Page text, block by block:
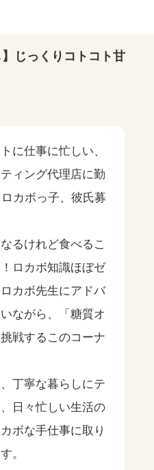
】じっくりコトコト甘
に仕事に忙しい、
ィング代理店に勤
カボっ子、彼氏募
るけれど食べるこ
ロカボ知識ほぼゼ
カボ先生にアドバ
ながら、「糖質オ
戦するこのコーナ
丁寧な暮らしにテ
日々忙しい生活の
ボな手仕事に取り
。